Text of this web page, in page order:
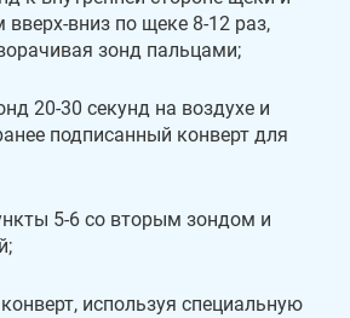
вверх-вниз по щеке 8-12 раз,
зонд пальцами;
20-30 секунд на воздухе и
подписанный конверт для
5-6 со вторым зондом и
используя специальную